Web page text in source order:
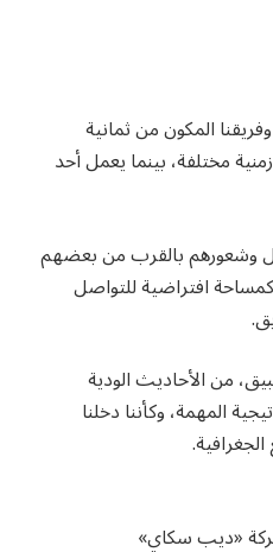
المكون من ثمانية
مختلفة، بينما يعمل أحد
وشعورهم بالقرب من بعضهم
افتراضية للتواصل
من الأحاديث الودية
المهمة، وكأننا دخلنا
«ديب سكاي»